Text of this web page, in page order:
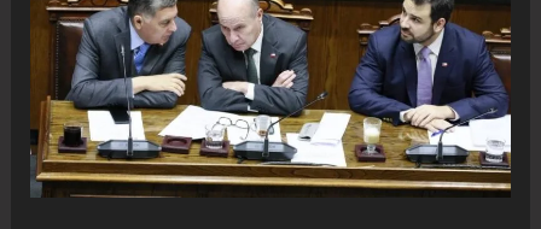
de
inmigrantes
Ceuta,
en
directo